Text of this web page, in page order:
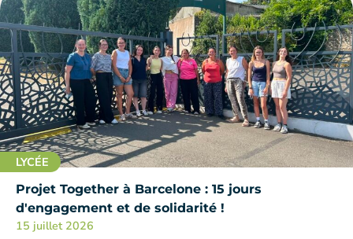
LYCÉE
Projet Together à Barcelone : 15 jours
d'engagement et de solidarité !
15 juillet 2026